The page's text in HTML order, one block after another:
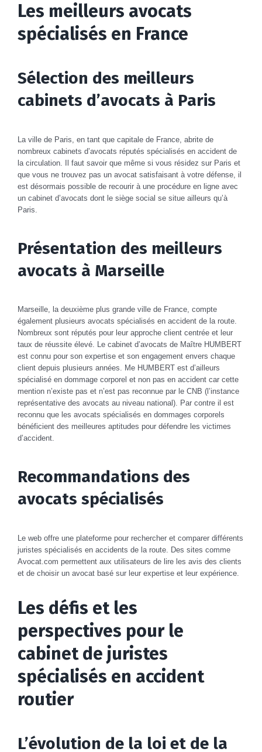
Les meilleurs avocats
spécialisés en France
Sélection des meilleurs
cabinets d’avocats à Paris
La ville de Paris, en tant que capitale de France, abrite de
nombreux cabinets d’avocats réputés spécialisés en accident de
la circulation. Il faut savoir que même si vous résidez sur Paris et
que vous ne trouvez pas un avocat satisfaisant à votre défense, il
est désormais possible de recourir à une procédure en ligne avec
un cabinet d’avocats dont le siège social se situe ailleurs qu’à
Paris.
Présentation des meilleurs
avocats à Marseille
Marseille, la deuxième plus grande ville de France, compte
également plusieurs avocats spécialisés en accident de la route.
Nombreux sont réputés pour leur approche client centrée et leur
taux de réussite élevé. Le cabinet d’avocats de Maître HUMBERT
est connu pour son expertise et son engagement envers chaque
client depuis plusieurs années. Me HUMBERT est d’ailleurs
spécialisé en dommage corporel et non pas en accident car cette
mention n’existe pas et n’est pas reconnue par le CNB (l’instance
représentative des avocats au niveau national). Par contre il est
reconnu que les avocats spécialisés en dommages corporels
bénéficient des meilleures aptitudes pour défendre les victimes
d’accident.
Recommandations des
avocats spécialisés
Le web offre une plateforme pour rechercher et comparer différents
juristes spécialisés en accidents de la route. Des sites comme
Avocat.com permettent aux utilisateurs de lire les avis des clients
et de choisir un avocat basé sur leur expertise et leur expérience.
Les défis et les
perspectives pour le
cabinet de juristes
spécialisés en accident
routier
L’évolution de la loi et de la